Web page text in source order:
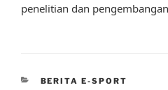
penelitian dan
CATEGORIES
BERITA E-SPORT